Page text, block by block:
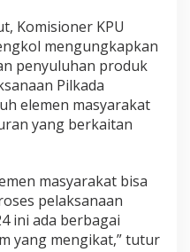
Komisioner KPU
mengungkapkan
penyuluhan produk
Pilkada
elemen masyarakat
yang berkaitan
masyarakat bisa
pelaksanaan
ini ada berbagai
yang mengikat,” tutur